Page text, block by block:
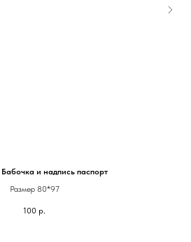
и надпись паспорт
Размер 80*97
100 р.